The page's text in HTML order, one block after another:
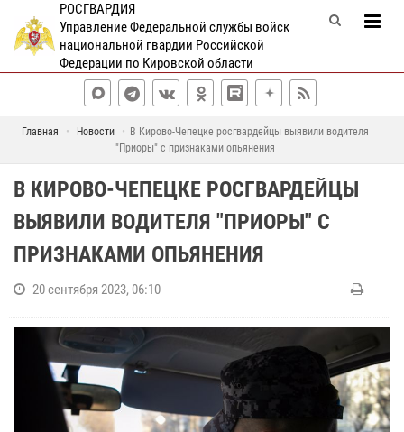
РОСГВАРДИЯ
Управление Федеральной службы войск
национальной гвардии Российской
Федерации по Кировской области
Главная Новости
В Кирово-Чепецке росгвардейцы выявили водителя
"Приоры" с признаками опьянения
В КИРОВО-ЧЕПЕЦКЕ РОСГВАРДЕЙЦЫ
ВЫЯВИЛИ ВОДИТЕЛЯ "ПРИОРЫ" С
ПРИЗНАКАМИ ОПЬЯНЕНИЯ
20 сентября 2023, 06:10